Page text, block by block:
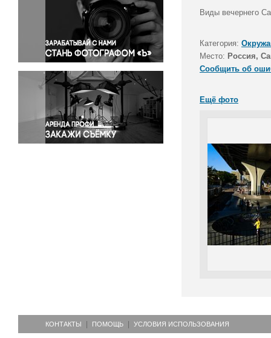
Политика
Правосудие
Происшествия и конфликты
Религия
Светская жизнь
Спорт
Экология
Экономика и бизнес
Виды вечернего
Категория:
Место: Россия,
Сообщить об
Ещё фото
КОНТАКТЫ ПОМОЩЬ УСЛОВИЯ ИСПОЛЬЗОВАНИЯ